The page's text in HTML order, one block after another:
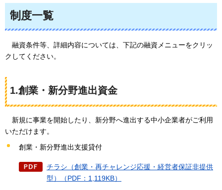
制度一覧
融資条件等、詳細内容については、下記の融資メニューをクリッ
クしてください。
1.創業・新分野進出資金
新規に事業を開始したり、新分野へ進出する中小企業者がご利用
いただけます。
創業・新分野進出支援貸付
チラシ（創業・再チャレンジ応援・経営者保証非提供
型）（PDF：1,119KB）